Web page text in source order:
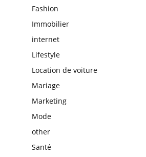
Fashion
Immobilier
internet
Lifestyle
Location de voiture
Mariage
Marketing
Mode
other
Santé